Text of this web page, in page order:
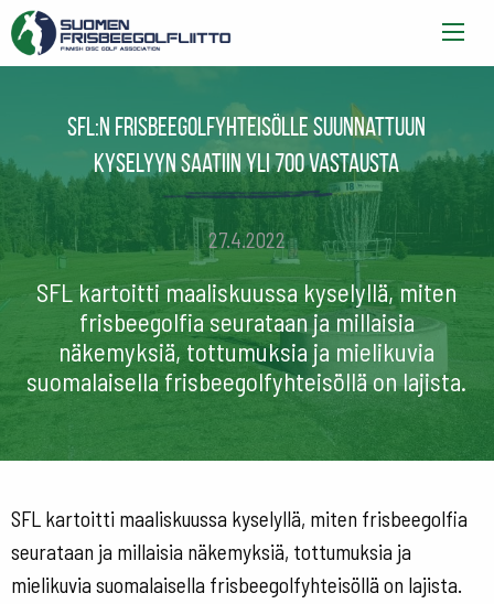
SFL:n frisbeegolfyhteisölle suunnattuun
kyselyyn saatiin yli 700 vastausta
27.4.2022
SFL kartoitti maaliskuussa kyselyllä, miten
frisbeegolfia seurataan ja millaisia
näkemyksiä, tottumuksia ja mielikuvia
suomalaisella frisbeegolfyhteisöllä on lajista.
SFL kartoitti maaliskuussa kyselyllä, miten frisbeegolfia
seurataan ja millaisia näkemyksiä, tottumuksia ja
mielikuvia suomalaisella frisbeegolfyhteisöllä on lajista.